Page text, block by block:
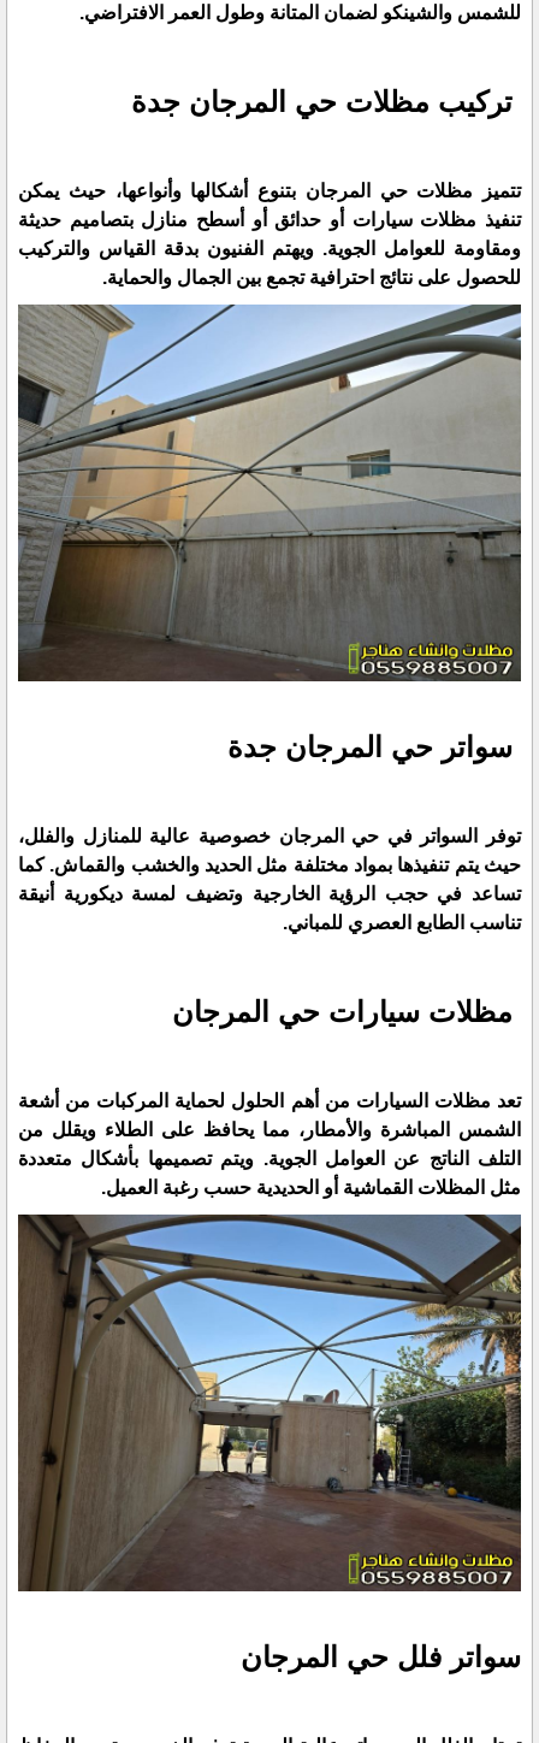
للشمس والشينكو لضمان المتانة وطول العمر الافتراضي.
تركيب مظلات حي المرجان جدة
تتميز مظلات حي المرجان بتنوع أشكالها وأنواعها، حيث يمكن
تنفيذ مظلات سيارات أو حدائق أو أسطح منازل بتصاميم حديثة
ومقاومة للعوامل الجوية. ويهتم الفنيون بدقة القياس والتركيب
للحصول على نتائج احترافية تجمع بين الجمال والحماية.
سواتر حي المرجان جدة
توفر السواتر في حي المرجان خصوصية عالية للمنازل والفلل،
حيث يتم تنفيذها بمواد مختلفة مثل الحديد والخشب والقماش. كما
تساعد في حجب الرؤية الخارجية وتضيف لمسة ديكورية أنيقة
تناسب الطابع العصري للمباني.
مظلات سيارات حي المرجان
تعد مظلات السيارات من أهم الحلول لحماية المركبات من أشعة
الشمس المباشرة والأمطار، مما يحافظ على الطلاء ويقلل من
التلف الناتج عن العوامل الجوية. ويتم تصميمها بأشكال متعددة
مثل المظلات القماشية أو الحديدية حسب رغبة العميل.
سواتر فلل حي المرجان